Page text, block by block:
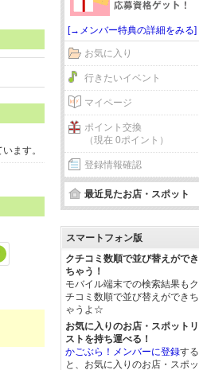
ます。
[→メンバー特典の詳細をみる]
お気に入り
行きたいイベント
マイページ
ポイント交換
（現在 0ポイント）
登録情報確認
最近見たお店・スポット
スマートフォン版
クチコミ数順で並び替えができ
ちゃう！
モバイル端末での検索結果もク
チコミ数順で並び替えができち
ゃうよ☆
お気に入りのお店・スポットリ
ストを持ち運べる！
かごぶら！メンバーに登録する
と、お気に入りのお店・スポッ